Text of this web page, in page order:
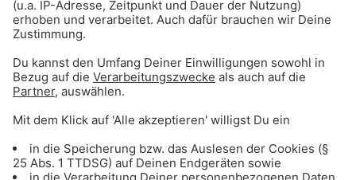
ALVARO SOLER - MAGIA
Mikes Hit-Tipp